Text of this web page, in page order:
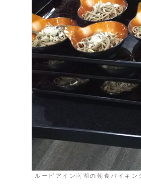
ルーピアイン南湖の朝食バイキン